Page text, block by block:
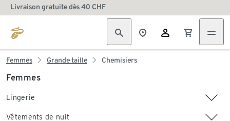
Livraison gratuite dès 40 CHF
Femmes Grande taille Chemisiers
Femmes
Lingerie
Vêtements de nuit